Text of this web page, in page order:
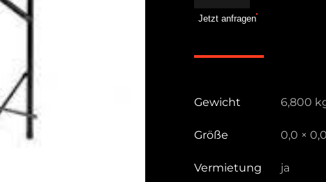
Regiestuhl
Menge
Jetzt anfragen
Gewicht 6,800
Größe 0,0 ×
Vermietung ja